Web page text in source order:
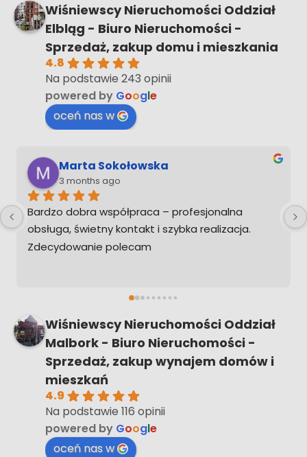
Wiśniewscy Nieruchomości Oddział
Elbląg - Biuro Nieruchomości -
Sprzedaż, zakup domu i mieszkania
4.8
Na podstawie 243 opinii
powered by Google
oceń nas w
Dawid Sz
3 months ago
Jestem bardzo zadowolony z usług Pana
Sebastiana szybko,konkretnie i zawsze pod
telefonem nawet po zakończonej sprawie
nieruchomość na pewno zadzwonię żebym nie
musiał ogarniać tego sam
Wiśniewscy Nieruchomości Oddział
Malbork - Biuro Nieruchomości -
Sprzedaż, zakup wynajem domów i
mieszkań
4.9
Na podstawie 116 opinii
powered by Google
oceń nas w